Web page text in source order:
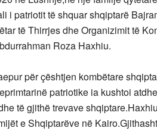
i patriotit të shquar shqiptarë
të Thirrjes dhe Organizimit të
Roza Haxhiu.
për çështjen kombëtare
patriotike ia kushtoi
të gjithë trevave
e Shqiptarëve në